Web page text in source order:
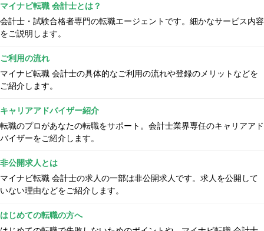
マイナビ転職 会計士とは？
会計士・試験合格者専門の転職エージェントです。細かなサービス内容
をご説明します。
ご利用の流れ
マイナビ転職 会計士の具体的なご利用の流れや登録のメリットなどを
ご紹介します。
キャリアアドバイザー紹介
転職のプロがあなたの転職をサポート。会計士業界専任のキャリアアド
バイザーをご紹介します。
非公開求人とは
マイナビ転職 会計士の求人の一部は非公開求人です。求人を公開して
いない理由などをご紹介します。
はじめての転職の方へ